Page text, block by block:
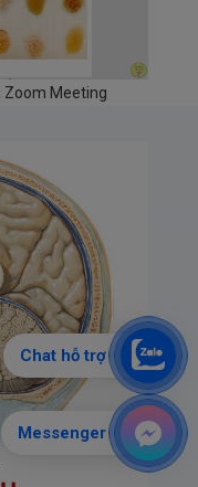
Zoom Meeting
Messenger
Chat hỗ trợ